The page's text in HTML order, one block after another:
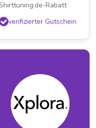
Rabatt
verifizierter Gutschein